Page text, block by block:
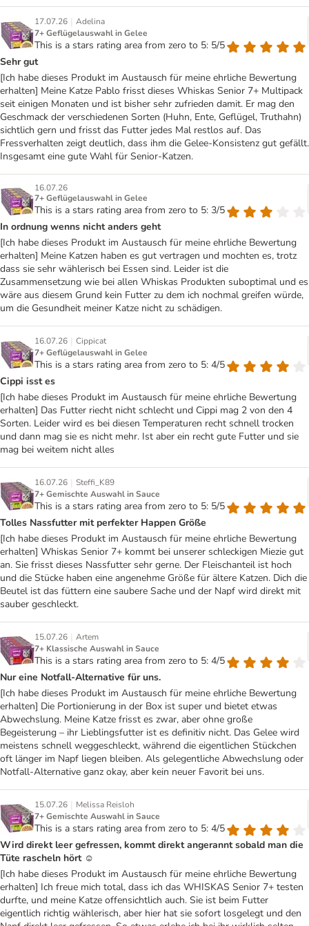
17.07.26 | Adelina
7+ Geflügelauswahl in Gelee
This is a stars rating area from zero to 5: 5/5
Sehr gut
[Ich habe dieses Produkt im Austausch für meine ehrliche Bewertung
erhalten] Meine Katze Pablo frisst dieses Whiskas Senior 7+ Multipack
seit einigen Monaten und ist bisher sehr zufrieden damit. Er mag den
Geschmack der verschiedenen Sorten (Huhn, Ente, Geflügel, Truthahn)
sichtlich gern und frisst das Futter jedes Mal restlos auf. Das
Fressverhalten zeigt deutlich, dass ihm die Gelee-Konsistenz gut gefällt.
Insgesamt eine gute Wahl für Senior-Katzen.
16.07.26
7+ Geflügelauswahl in Gelee
This is a stars rating area from zero to 5: 3/5
In ordnung wenns nicht anders geht
[Ich habe dieses Produkt im Austausch für meine ehrliche Bewertung
erhalten] Meine Katzen haben es gut vertragen und mochten es, trotz
dass sie sehr wählerisch bei Essen sind. Leider ist die
Zusammensetzung wie bei allen Whiskas Produkten suboptimal und es
wäre aus diesem Grund kein Futter zu dem ich nochmal greifen würde,
um die Gesundheit meiner Katze nicht zu schädigen.
16.07.26 | Cippicat
7+ Geflügelauswahl in Gelee
This is a stars rating area from zero to 5: 4/5
Cippi isst es
[Ich habe dieses Produkt im Austausch für meine ehrliche Bewertung
erhalten] Das Futter riecht nicht schlecht und Cippi mag 2 von den 4
Sorten. Leider wird es bei diesen Temperaturen recht schnell trocken
und dann mag sie es nicht mehr. Ist aber ein recht gute Futter und sie
mag bei weitem nicht alles
16.07.26 | Steffi_K89
7+ Gemischte Auswahl in Sauce
This is a stars rating area from zero to 5: 5/5
Tolles Nassfutter mit perfekter Happen Größe
[Ich habe dieses Produkt im Austausch für meine ehrliche Bewertung
erhalten] Whiskas Senior 7+ kommt bei unserer schleckigen Miezie gut
an. Sie frisst dieses Nassfutter sehr gerne. Der Fleischanteil ist hoch
und die Stücke haben eine angenehme Größe für ältere Katzen. Dich die
Beutel ist das füttern eine saubere Sache und der Napf wird direkt mit
sauber geschleckt.
15.07.26 | Artem
7+ Klassische Auswahl in Sauce
This is a stars rating area from zero to 5: 4/5
Nur eine Notfall-Alternative für uns.
[Ich habe dieses Produkt im Austausch für meine ehrliche Bewertung
erhalten] Die Portionierung in der Box ist super und bietet etwas
Abwechslung. Meine Katze frisst es zwar, aber ohne große
Begeisterung – ihr Lieblingsfutter ist es definitiv nicht. Das Gelee wird
meistens schnell weggeschleckt, während die eigentlichen Stückchen
oft länger im Napf liegen bleiben. Als gelegentliche Abwechslung oder
Notfall-Alternative ganz okay, aber kein neuer Favorit bei uns.
15.07.26 | Melissa Reisloh
7+ Gemischte Auswahl in Sauce
This is a stars rating area from zero to 5: 4/5
Wird direkt leer gefressen, kommt direkt angerannt sobald man die
Tüte rascheln hört ☺️
[Ich habe dieses Produkt im Austausch für meine ehrliche Bewertung
erhalten] Ich freue mich total, dass ich das WHISKAS Senior 7+ testen
durfte, und meine Katze offensichtlich auch. Sie ist beim Futter
eigentlich richtig wählerisch, aber hier hat sie sofort losgelegt und den